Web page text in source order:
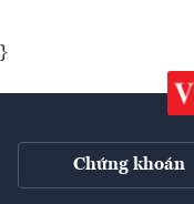
}
Chứng khoán